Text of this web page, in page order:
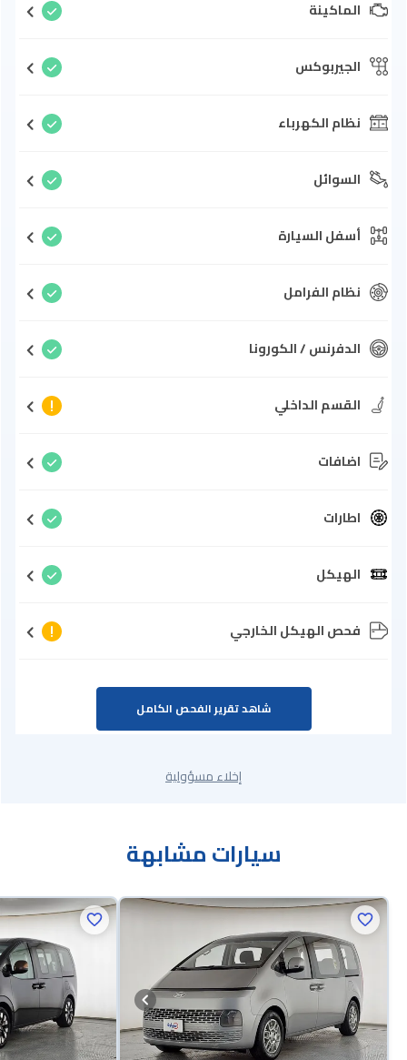
الماكينة
الجيربوكس
نظام الكهرباء
السوائل
أسفل السيارة
نظام الفرامل
الدفرنس / الكورونا
القسم الداخلي
اضافات
اطارات
الهيكل
فحص الهيكل الخارجي
شاهد تقرير الفحص الكامل
إخلاء مسؤولية
سيارات مشابهة